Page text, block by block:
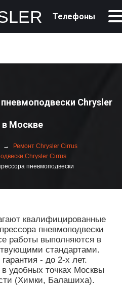
Телефоны
Chrysler
в Москве
Ремонт Chrysler Cirrus
Chrysler Cirrus
пневмоподвески
квалифицированные
пневмоподвески
работы выполняются в
стандартами.
- до 2-х лет.
удобных точках Москвы
(Химки, Балашиха).